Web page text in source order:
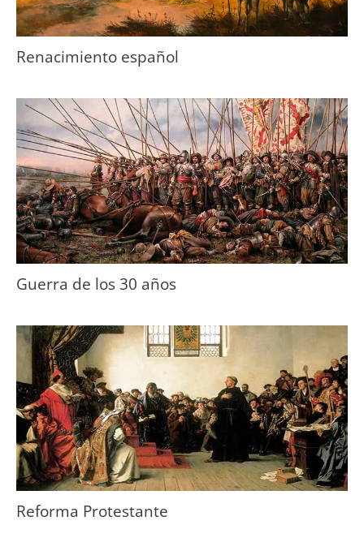
Renacimiento español
Guerra de los 30 años
Reforma Protestante